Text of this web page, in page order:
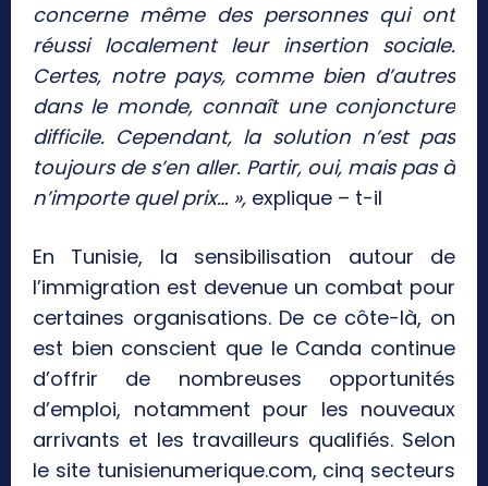
concerne même des personnes qui ont
réussi localement leur insertion sociale.
Certes, notre pays, comme bien d’autres
dans le monde, connaît une conjoncture
difficile. Cependant, la solution n’est pas
toujours de s’en aller. Partir, oui, mais pas à
n’importe quel prix… », explique – t-il
En Tunisie, la sensibilisation autour de
l’immigration est devenue un combat pour
certaines organisations. De ce côte-là, on
est bien conscient que le Canda continue
d’offrir de nombreuses opportunités
d’emploi, notamment pour les nouveaux
arrivants et les travailleurs qualifiés. Selon
le site tunisienumerique.com, cinq secteurs